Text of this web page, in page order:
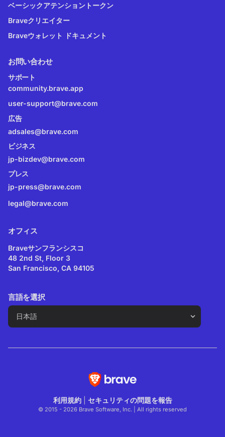
ベーシックアテンショントークン
Braveクリエイター
Braveウォレット ドキュメント
お問い合わせ
サポート
community.brave.app
user-support@brave.com
広告
adsales@brave.com
ビジネス
jp-bizdev@brave.com
プレス
jp-press@brave.com
legal@brave.com
オフィス
Braveサンフランシスコ
48 2nd St, Floor 3
San Francisco, CA 94105
言語を選択
利用規約| セキュリティの問題を報告
© 2015 - 2026 Brave Software, Inc. | All rights reserved